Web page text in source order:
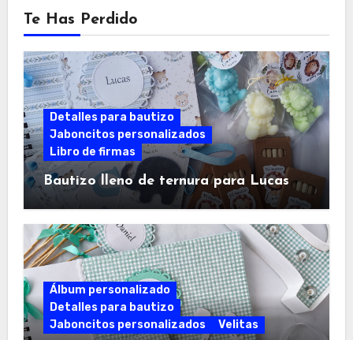
Te Has Perdido
Detalles para bautizo
Jaboncitos personalizados
Libro de firmas
Bautizo lleno de ternura para Lucas
Álbum personalizado
Detalles para bautizo
Jaboncitos personalizados
Velitas